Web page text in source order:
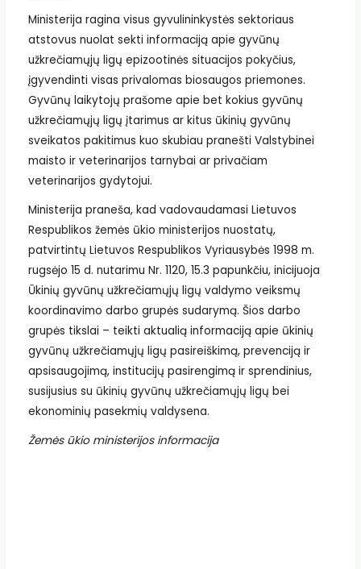
Ministerija ragina visus gyvulininkystės sektoriaus
atstovus nuolat sekti informaciją apie gyvūnų
užkrečiamųjų ligų epizootinės situacijos pokyčius,
įgyvendinti visas privalomas biosaugos priemones.
Gyvūnų laikytojų prašome apie bet kokius gyvūnų
užkrečiamųjų ligų įtarimus ar kitus ūkinių gyvūnų
sveikatos pakitimus kuo skubiau pranešti Valstybinei
maisto ir veterinarijos tarnybai ar privačiam
veterinarijos gydytojui.
Ministerija praneša, kad vadovaudamasi Lietuvos
Respublikos žemės ūkio ministerijos nuostatų,
patvirtintų Lietuvos Respublikos Vyriausybės 1998 m.
rugsėjo 15 d. nutarimu Nr. 1120, 15.3 papunkčiu, inicijuoja
Ūkinių gyvūnų užkrečiamųjų ligų valdymo veiksmų
koordinavimo darbo grupės sudarymą. Šios darbo
grupės tikslai – teikti aktualią informaciją apie ūkinių
gyvūnų užkrečiamųjų ligų pasireiškimą, prevenciją ir
apsisaugojimą, institucijų pasirengimą ir sprendinius,
susijusius su ūkinių gyvūnų užkrečiamųjų ligų bei
ekonominių pasekmių valdysena.
Žemės ūkio ministerijos informacija